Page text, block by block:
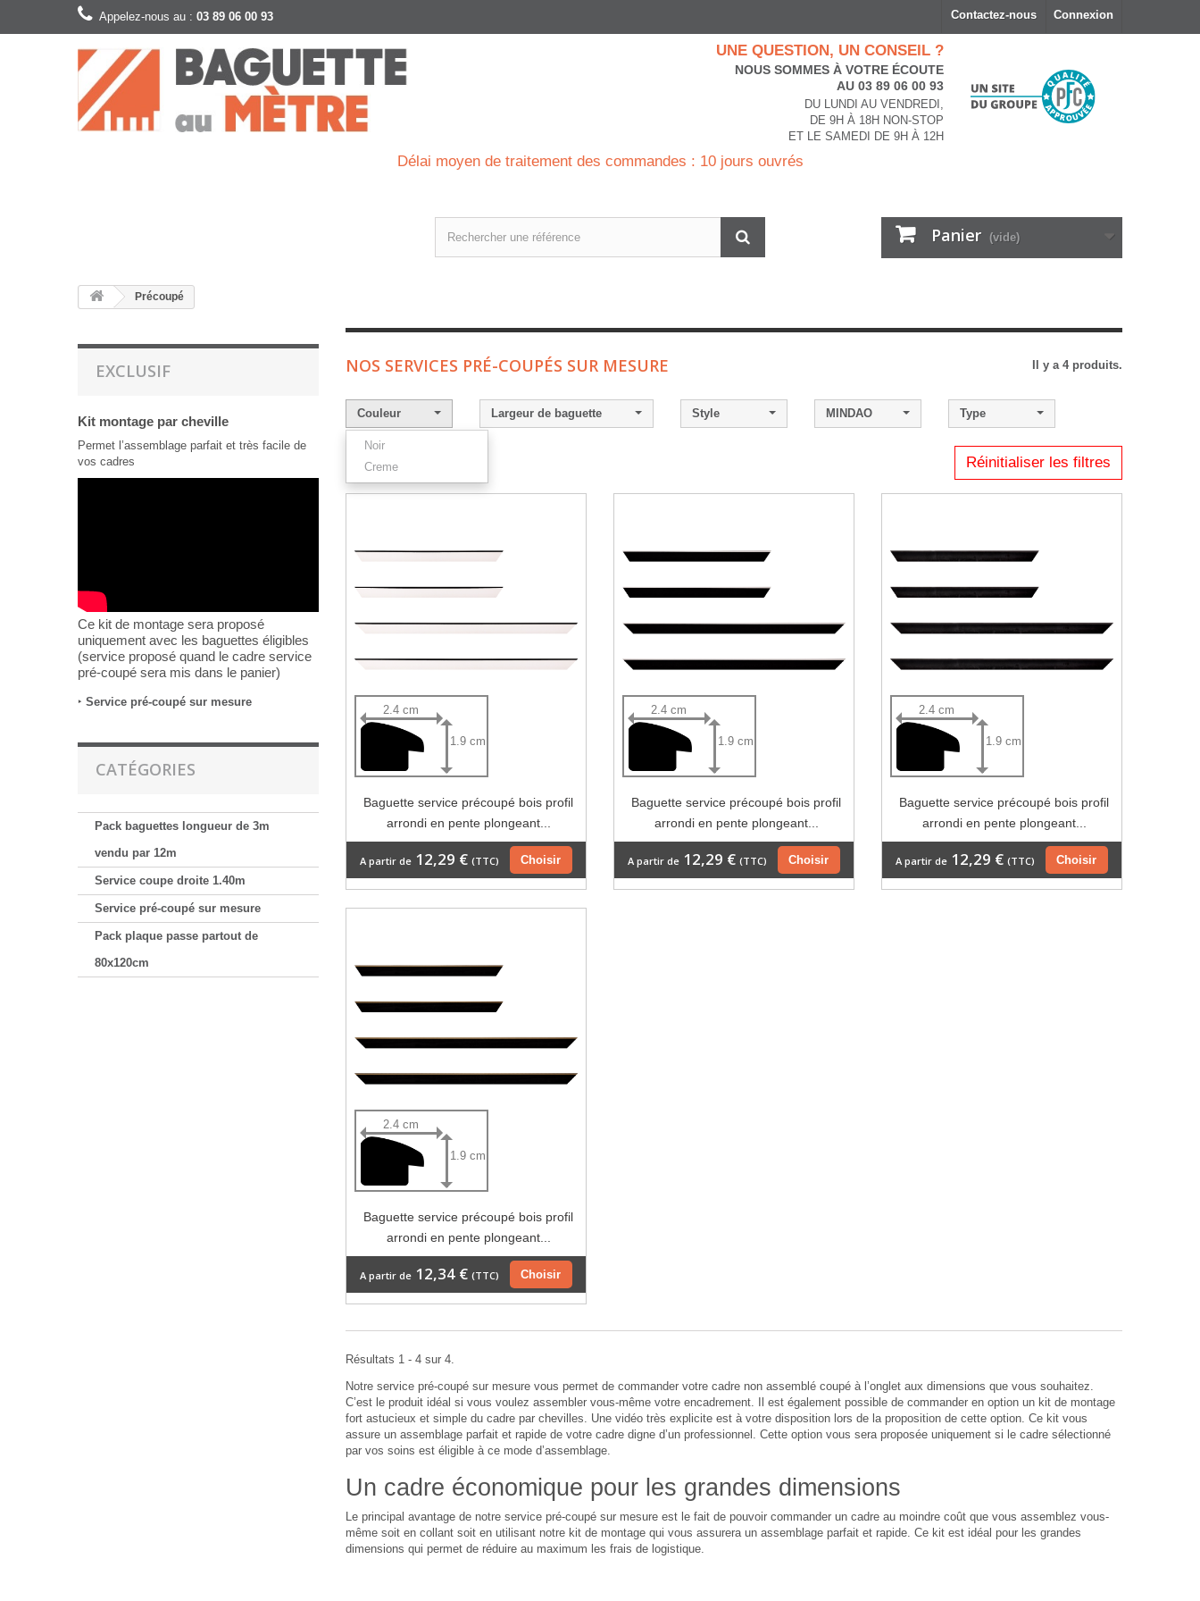
Connexion
Contactez-nous
Appelez-nous au : 03 89 06 00 93
UNE QUESTION, UN CONSEIL ?
NOUS SOMMES À VOTRE ÉCOUTE
AU 03 89 06 00 93
DU LUNDI AU VENDREDI,
DE 9H À 18H NON-STOP
ET LE SAMEDI DE 9H À 12H
Délai moyen de traitement des commandes : 10 jours ouvrés
Panier (vide)
Précoupé
EXCLUSIF
Kit montage par cheville
Permet l’assemblage parfait et très facile de
vos cadres
Ce kit de montage sera proposé
uniquement avec les baguettes éligibles
(service proposé quand le cadre service
pré-coupé sera mis dans le panier)
‣ Service pré-coupé sur mesure
CATÉGORIES
Pack baguettes longueur de 3m
vendu par 12m
Service coupe droite 1.40m
Service pré-coupé sur mesure
Pack plaque passe partout de
80x120cm
NOS SERVICES PRÉ-COUPÉS SUR MESURE Il y a 4 produits.
Couleur
Noir
Creme
Largeur de baguette Style MINDAO Type
Réinitialiser les filtres
Résultats 1 - 4 sur 4.
2.4 cm
1.9 cm
Baguette service précoupé bois profil
arrondi en pente plongeant...
Choisir
A partir de 12,29 € (TTC)
2.4 cm
1.9 cm
Baguette service précoupé bois profil
arrondi en pente plongeant...
Choisir
A partir de12,29 € (TTC)
2.4 cm
1.9 cm
Baguette service précoupé bois profil
arrondi en pente plongeant...
Choisir
A partir de12,29 € (TTC)
2.4 cm
1.9 cm
Baguette service précoupé bois profil
arrondi en pente plongeant...
Choisir
A partir de 12,34 € (TTC)
Résultats 1 - 4 sur 4.
Notre service pré-coupé sur mesure vous permet de commander votre cadre non assemblé coupé à l’onglet aux dimensions que vous souhaitez.
C’est le produit idéal si vous voulez assembler vous-même votre encadrement. Il est également possible de commander en option un kit de montage
fort astucieux et simple du cadre par chevilles. Une vidéo très explicite est à votre disposition lors de la proposition de cette option. Ce kit vous
assure un assemblage parfait et rapide de votre cadre digne d’un professionnel. Cette option vous sera proposée uniquement si le cadre sélectionné
par vos soins est éligible à ce mode d’assemblage.
Un cadre économique pour les grandes dimensions
Le principal avantage de notre service pré-coupé sur mesure est le fait de pouvoir commander un cadre au moindre coût que vous assemblez vous-
même soit en collant soit en utilisant notre kit de montage qui vous assurera un assemblage parfait et rapide. Ce kit est idéal pour les grandes
dimensions qui permet de réduire au maximum les frais de logistique.